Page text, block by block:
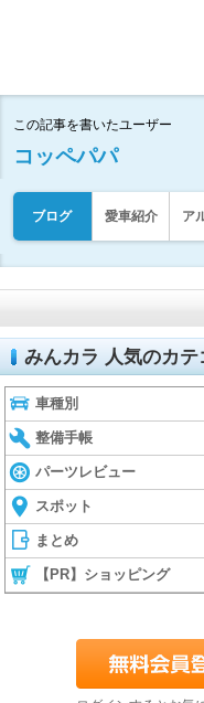
この記事を書いたユーザー
コッペパパ
ブログ 愛車紹介 ア
みんカラ 人気のカテ
車種別
整備手帳
パーツレビュー
スポット
まとめ
【PR】ショッピング